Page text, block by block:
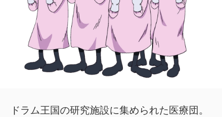
ドラム王国の研究施設に集められた医療団。